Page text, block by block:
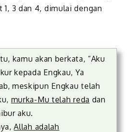
1, 3 dan 4, dimulai dengan
kamu akan berkata, “Aku
kepada Engkau, Ya
meskipun Engkau telah
murka-Mu telah reda dan
aku.
Allah adalah